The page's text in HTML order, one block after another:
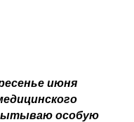
июня
особую